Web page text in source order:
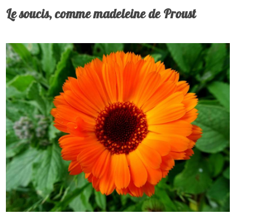
Le soucis, comme madeleine de Proust